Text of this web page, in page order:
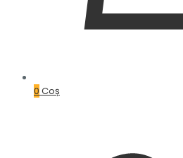
0 Coș